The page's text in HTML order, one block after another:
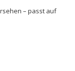
– passt auf